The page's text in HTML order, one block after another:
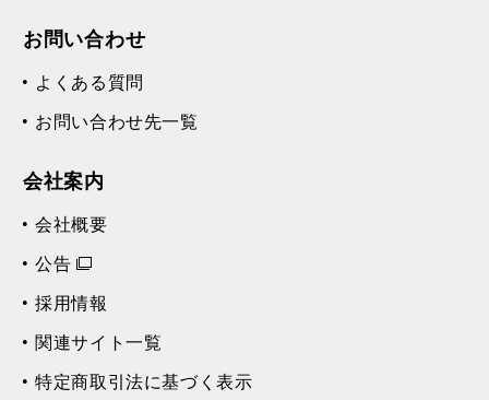
お問い合わせ
よくある質問
お問い合わせ先一覧
会社案内
会社概要
公告
採用情報
関連サイト一覧
特定商取引法に基づく表示